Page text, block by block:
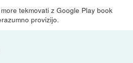
tekmovati z Google Play book
provizijo.